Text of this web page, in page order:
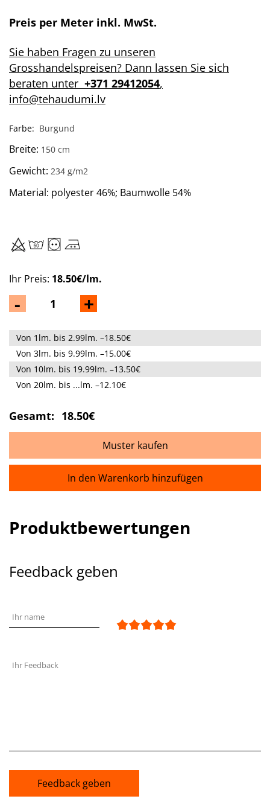
Preis per Meter inkl. MwSt.
Sie haben Fragen zu unseren
Grosshandelspreisen? Dann lassen Sie sich
beraten unter +371 29412054,
info@tehaudumi.lv
Farbe: Burgund
Breite: 150 cm
Gewicht: 234 g/m2
Material: polyester 46%; Baumwolle 54%
- +
Ihr Preis: 18.50€/lm.
Von 1lm. bis 2.99lm. –18.50€
Von 3lm. bis 9.99lm. –15.00€
Von 10lm. bis 19.99lm. –13.50€
Von 20lm. bis ...lm. –12.10€
Gesamt: 18.50€
Muster kaufen
In den Warenkorb hinzufügen
Produktbewertungen
Feedback geben
Ihr name
Ihr Feedback
Feedback geben